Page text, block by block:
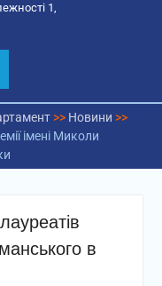
1,
>> Новини >>
імені Миколи
в